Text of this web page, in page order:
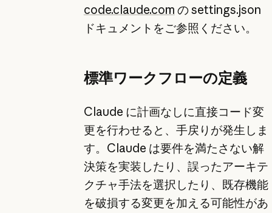
code.claude.com の settings.json
ドキュメントをご参照ください。
標準ワークフローの定義
Claude に計画なしに直接コード変
更を行わせると、手戻りが発生しま
す。Claude は要件を満たさない解
決策を実装したり、誤ったアーキテ
クチャ手法を選択したり、既存機能
を破損する変更を加える可能性があ